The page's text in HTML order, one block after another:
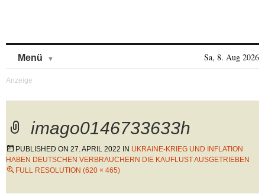
Menü Sa, 8. Aug 2026
imago0146733633h
PUBLISHED ON 27. APRIL 2022 IN UKRAINE-KRIEG UND INFLATION
HABEN DEUTSCHEN VERBRAUCHERN DIE KAUFLUST AUSGETRIEBEN
FULL RESOLUTION (620 × 465)